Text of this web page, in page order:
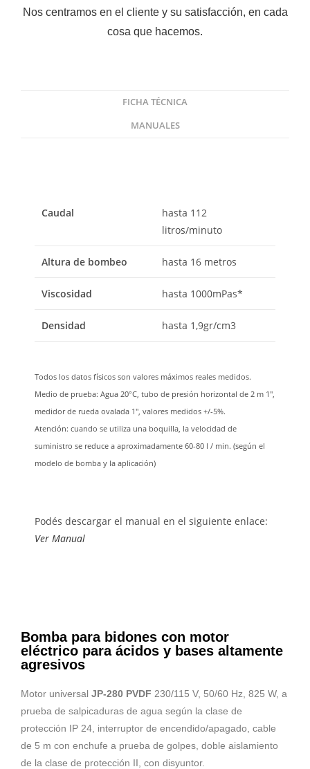
Nos centramos en el cliente y su satisfacción, en cada
cosa que hacemos.
FICHA TÉCNICA
MANUALES
Caudal
hasta 112
litros/minuto
Altura de bombeo hasta 16 metros
Viscosidad hasta 1000mPas*
Densidad hasta 1,9gr/cm3
Todos los datos físicos son valores máximos reales medidos.
Medio de prueba: Agua 20°C, tubo de presión horizontal de 2 m 1″,
medidor de rueda ovalada 1″, valores medidos +/-5%.
Atención: cuando se utiliza una boquilla, la velocidad de
suministro se reduce a aproximadamente 60-80 l / min. (según el
modelo de bomba y la aplicación)
Podés descargar el manual en el siguiente enlace:
Ver Manual
Bomba para bidones con motor
eléctrico para ácidos y bases altamente
agresivos
Motor universal JP-280 PVDF 230/115 V, 50/60 Hz, 825 W, a
prueba de salpicaduras de agua según la clase de
protección IP 24, interruptor de encendido/apagado, cable
de 5 m con enchufe a prueba de golpes, doble aislamiento
de la clase de protección II, con disyuntor.